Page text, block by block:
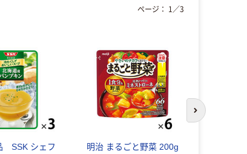
SSK シェフ
明治 まるごと野菜 200g
ページ： 1 ／3
次のスライド